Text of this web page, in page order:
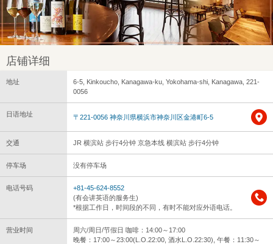
店铺详细
地址
6-5, Kinkoucho, Kanagawa-ku, Yokohama-shi, Kanagawa, 221-
0056
日语地址 〒221-0056 神奈川県横浜市神奈川区金港町6-5
交通 JR 横滨站 步行4分钟 京急本线 横滨站 步行4分钟
停车场 没有停车场
电话号码
+81-45-624-8552
(有会讲英语的服务生)
*根据工作日，时间段的不同，有时不能对应外语电话。
营业时间
周六/周日/节假日 咖啡：14:00～17:00
晚餐：17:00～23:00(L.O.22:00, 酒水L.O.22:30), 午餐：11:30～